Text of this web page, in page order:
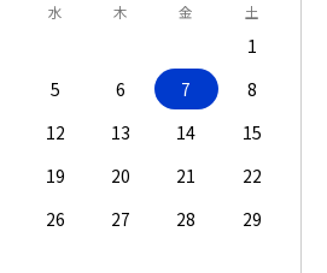
水 木 金 土
1
5 6 7
8
12 13 14
15
19 20 21
22
26 27 28
29